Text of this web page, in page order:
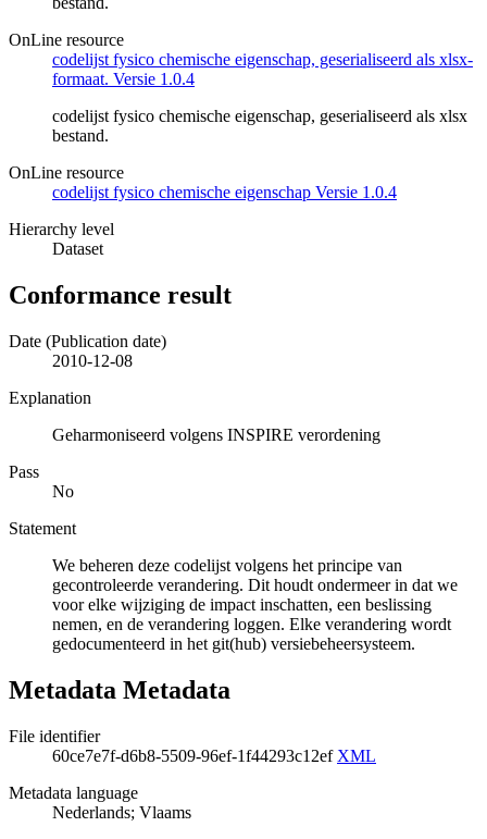
OnLine resource
codelijst fysico chemische eigenschap, geserialiseerd als xlsx-
formaat. Versie 1.0.4
codelijst fysico chemische eigenschap, geserialiseerd als xlsx
bestand.
OnLine resource
codelijst fysico chemische eigenschap Versie 1.0.4
Hierarchy level
Dataset
Conformance result
Date (Publication date)
2010-12-08
Explanation
Geharmoniseerd volgens INSPIRE verordening
Pass
No
Statement
We beheren deze codelijst volgens het principe van
gecontroleerde verandering. Dit houdt ondermeer in dat we
voor elke wijziging de impact inschatten, een beslissing
nemen, en de verandering loggen. Elke verandering wordt
gedocumenteerd in het git(hub) versiebeheersysteem.
Metadata Metadata
File identifier
60ce7e7f-d6b8-5509-96ef-1f44293c12ef XML
Metadata language
Nederlands; Vlaams